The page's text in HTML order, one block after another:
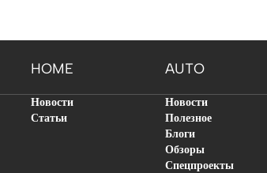
HOME AUTO
Новости
Статьи
Новости
Полезное
Блоги
Обзоры
Спецпроекты